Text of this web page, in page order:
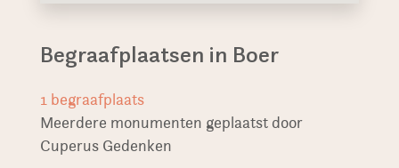
Begraafplaatsen in Boer
1 begraafplaats
Meerdere monumenten geplaatst door
Cuperus Gedenken